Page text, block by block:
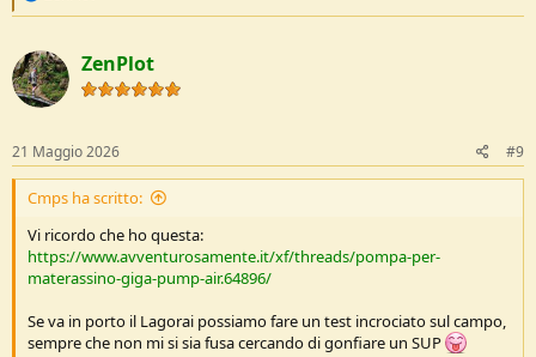
c
t
i
o
s
:
ZenPlot
21 Maggio 2026 #9
Cmps ha scritto:
Vi ricordo che ho questa:
https://www.avventurosamente.it/xf/threads/pompa-per-
materassino-giga-pump-air.64896/
Se va in porto il Lagorai possiamo fare un test incrociato sul campo,
sempre che non mi si sia fusa cercando di gonfiare un SUP